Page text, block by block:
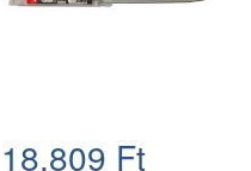
18.809 Ft